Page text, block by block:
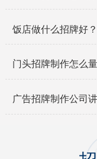
饭店做什么招牌好？
门头招牌制作怎么